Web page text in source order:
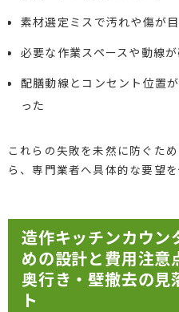
素材選定ミスで汚れや傷が
必要な作業スペースや動線
配膳動線とコンセント位置
った
これらの失敗を未然に防ぐた
ら、専門業者へ具体的な要望
造作キッチンカウン
めの設計と費用注意
奥行き・壁撤去の見
ト